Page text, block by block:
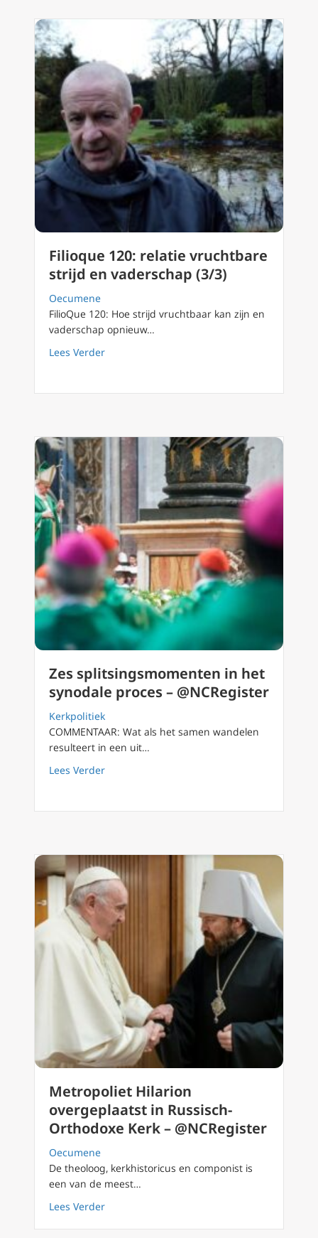
Filioque 120: relatie vruchtbare
strijd en vaderschap (3/3)
Oecumene
FilioQue 120: Hoe strijd vruchtbaar kan zijn en
vaderschap opnieuw…
Lees Verderabout Filioque 120: relatie vruchtbare strijd
Zes splitsingsmomenten in het
synodale proces – @NCRegister
Kerkpolitiek
COMMENTAAR: Wat als het samen wandelen
resulteert in een uit…
Lees Verderabout Zes splitsingsmomenten in het
Metropoliet Hilarion
overgeplaatst in Russisch-
Orthodoxe Kerk – @NCRegister
Oecumene
De theoloog, kerkhistoricus en componist is
een van de meest…
Lees Verderabout Metropoliet Hilarion overgeplaatst in